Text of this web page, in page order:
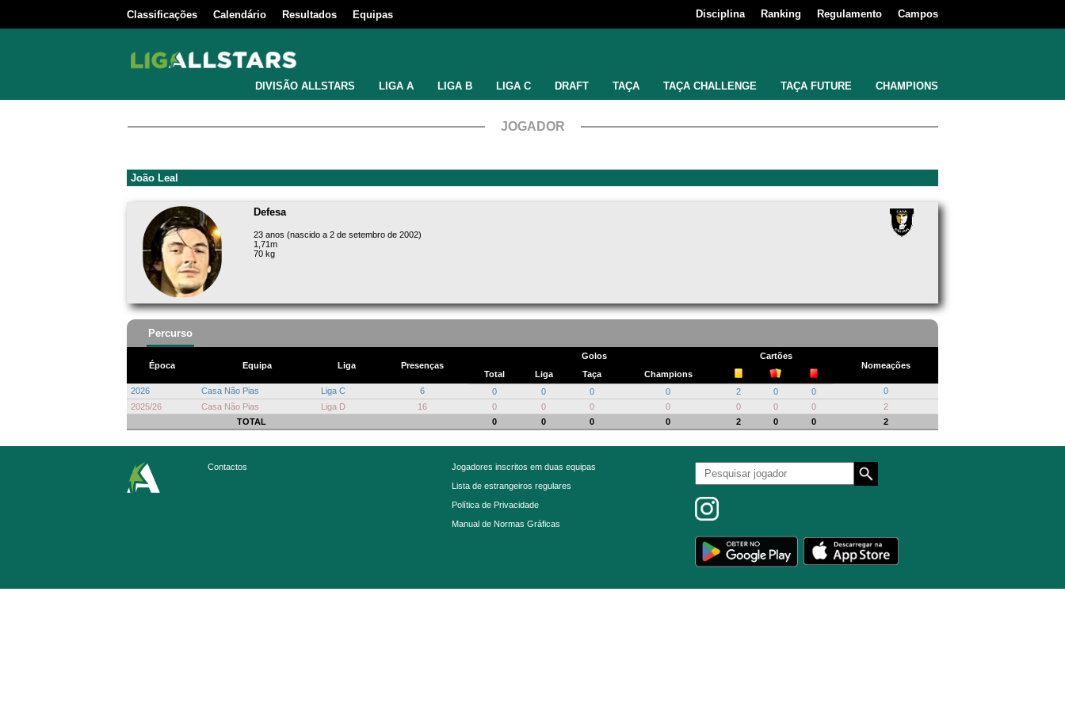
Classificações Calendário Resultados Equipas Disciplina Ranking Regulamento Campos
DIVISÃO ALLSTARS LIGA A LIGA B LIGA C DRAFT TAÇA TAÇA CHALLENGE TAÇA FUTURE CHAMPIONS
JOGADOR
João Leal
Defesa
23 anos (nascido a 2 de setembro de 2002)
1,71m
70 kg
Percurso
Época Equipa Liga Presenças
Golos
Cartões
Nomeações
Total
Liga Taça
Champions
2026
Casa Não Pias Liga C 6 0 0 0 0 2 0 0
0
2025/26
Casa Não Pias Liga D 16 0 0 0 0 0 0 0
2
TOTAL
0 0 0 0 2 0 0 2
Contactos
Jogadores inscritos em duas equipas
Lista de estrangeiros regulares
Política de Privacidade
Manual de Normas Gráficas